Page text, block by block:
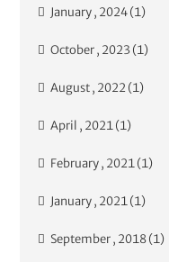
January , 2024 (1)
October , 2023 (1)
August , 2022 (1)
April , 2021 (1)
February , 2021 (1)
January , 2021 (1)
September , 2018 (1)